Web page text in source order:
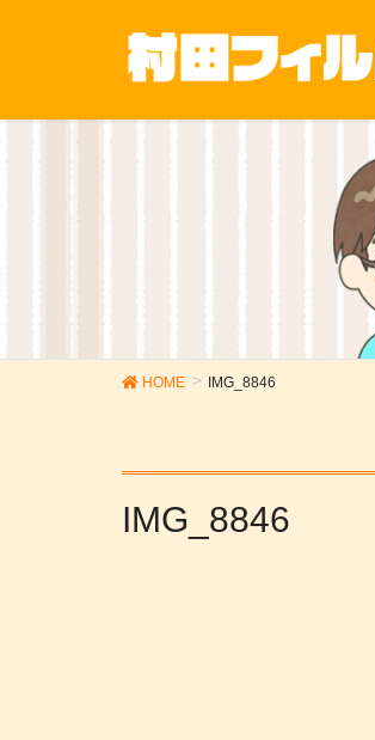
HOME IMG_8846
IMG_8846